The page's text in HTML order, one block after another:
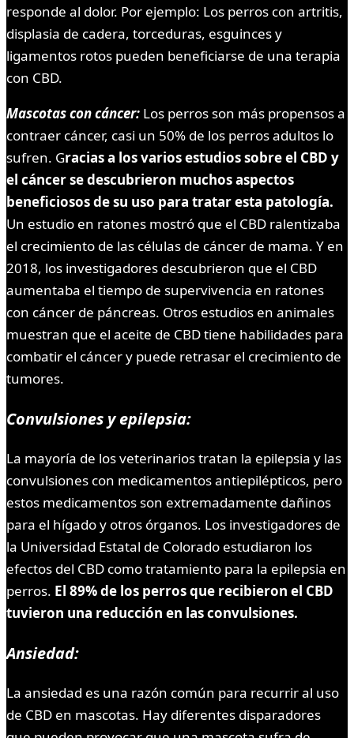
responde al dolor. Por ejemplo: Los perros con artritis,
displasia de cadera, torceduras, esguinces y
ligamentos rotos pueden beneficiarse de una terapia
con CBD.
Mascotas con cáncer: Los perros son más propensos a
contraer cáncer, casi un 50% de los perros adultos lo
sufren. Gracias a los varios estudios sobre el CBD y
el cáncer se descubrieron muchos aspectos
beneficiosos de su uso para tratar esta patología.
Un estudio en ratones mostró que el CBD ralentizaba
el crecimiento de las células de cáncer de mama. Y en
2018, los investigadores descubrieron que el CBD
aumentaba el tiempo de supervivencia en ratones
con cáncer de páncreas. Otros estudios en animales
muestran que el aceite de CBD tiene habilidades para
combatir el cáncer y puede retrasar el crecimiento de
tumores.
Convulsiones y epilepsia:
La mayoría de los veterinarios tratan la epilepsia y las
convulsiones con medicamentos antiepilépticos, pero
estos medicamentos son extremadamente dañinos
para el hígado y otros órganos. Los investigadores de
la Universidad Estatal de Colorado estudiaron los
efectos del CBD como tratamiento para la epilepsia en
perros. El 89% de los perros que recibieron el CBD
tuvieron una reducción en las convulsiones.
Ansiedad:
La ansiedad es una razón común para recurrir al uso
de CBD en mascotas. Hay diferentes disparadores